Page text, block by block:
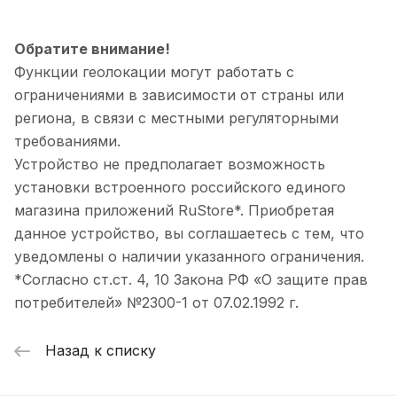
Обратите внимание!
Функции геолокации могут работать с
ограничениями в зависимости от страны или
региона, в связи с местными регуляторными
требованиями.
Устройство не предполагает возможность
установки встроенного российского единого
магазина приложений RuStore*. Приобретая
данное устройство, вы соглашаетесь с тем, что
уведомлены о наличии указанного ограничения.
*Согласно ст.ст. 4, 10 Закона РФ «О защите прав
потребителей» №2300-1 от 07.02.1992 г.
Назад к списку